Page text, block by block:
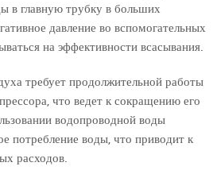
в главную трубку в больших
давление во вспомогательных
на эффективности всасывания.
требует продолжительной работы
что ведет к сокращению его
водопроводной воды
потребление воды, что приводит к
расходов.